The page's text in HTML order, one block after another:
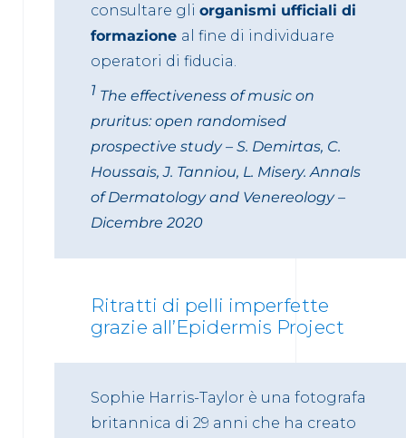
consultare gli organismi ufficiali di
formazione al fine di individuare
operatori di fiducia.
1 The effectiveness of music on
pruritus: open randomised
prospective study – S. Demirtas, C.
Houssais, J. Tanniou, L. Misery. Annals
of Dermatology and Venereology –
Dicembre 2020
Ritratti di pelli imperfette
grazie all’Epidermis Project
Sophie Harris-Taylor è una fotografa
britannica di 29 anni che ha creato